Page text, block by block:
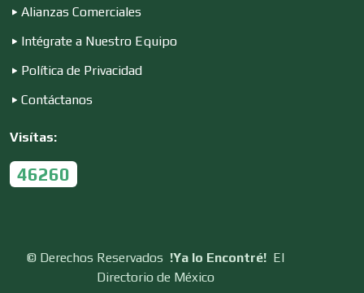
Conversiones Automotrices
Copiadoras
Cortinas, Persianas y Alfombras
Alianzas Comerciales
Intégrate a Nuestro Equipo
Política de Privacidad
Contáctanos
Visítas:
46260
© Derechos Reservados !Ya lo Encontré! El
Directorio de México